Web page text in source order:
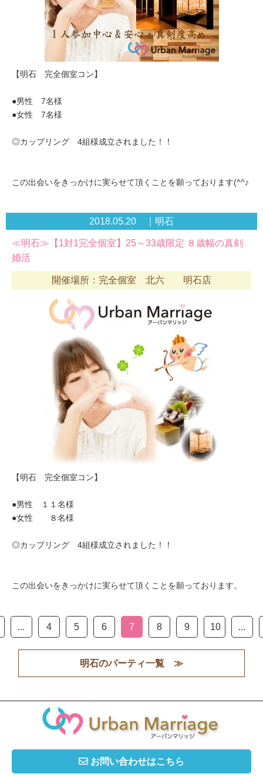
【明石 完全個室コン】
●男性 7名様
●女性 7名様
◎カップリング 4組様成立されました！！
この出会いをきっかけに実らせて頂くことを願っております(^^♪
2018.05.20 ｜明石
≪明石≫【1対1完全個室】25～33歳限定 ８歳幅の真剣
婚活
開催場所：完全個室 北六 明石店
【明石 完全個室コン】
●男性 １１名様
●女性 ８名様
◎カップリング 4組様成立されました！！
この出会いをきっかけに実らせて頂くことを願っております。
... 4 5 6 7 8 9 10 ...
明石のパーティ一覧 ≫
お問い合わせはこちら